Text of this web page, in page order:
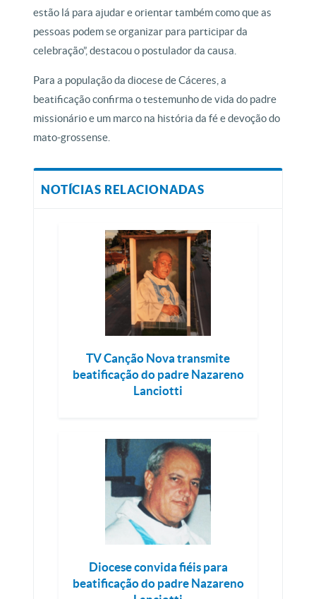
estão lá para ajudar e orientar também como que as
pessoas podem se organizar para participar da
celebração”, destacou o postulador da causa.
Para a população da diocese de Cáceres, a
beatificação confirma o testemunho de vida do padre
missionário e um marco na história da fé e devoção do
mato-grossense.
NOTÍCIAS RELACIONADAS
TV Canção Nova transmite
beatificação do padre Nazareno
Lanciotti
Diocese convida fiéis para
beatificação do padre Nazareno